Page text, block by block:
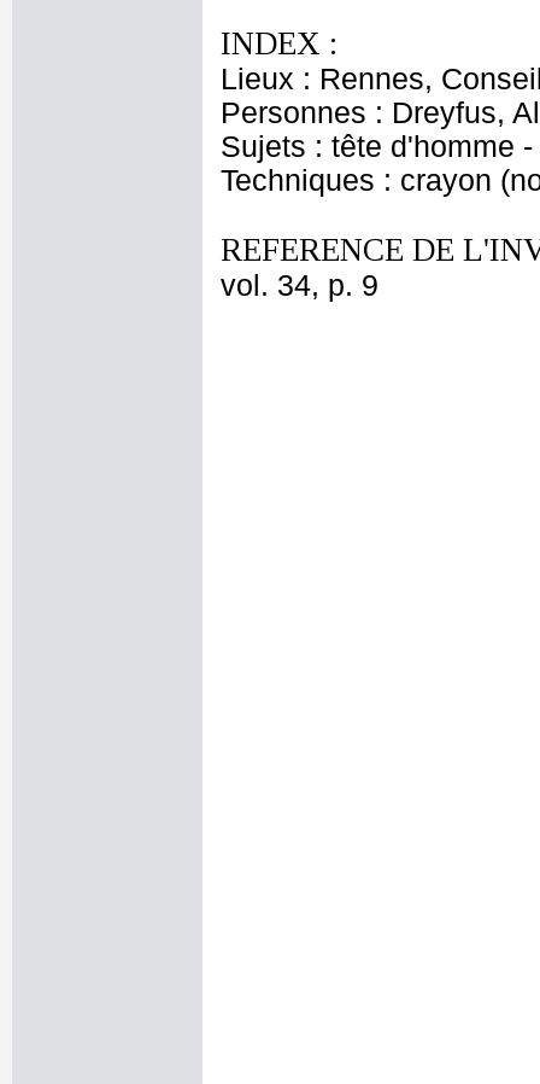
INDEX :
Lieux : Rennes,
Personnes : Dreyfus,
Sujets : tête d'homme
Techniques : crayon
REFERENCE DE
vol. 34, p. 9